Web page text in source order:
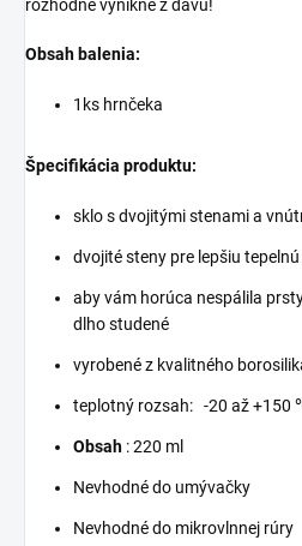
rozhodne vynikne z davu!
Obsah balenia:
1ks hrnčeka
Špecifikácia produktu:
sklo s dvojitými stenami a
dvojité steny pre lepšiu
aby vám horúca nespálila
dlho studené
vyrobené z kvalitného
teplotný rozsah: -20 až +150
Obsah : 220 ml
Nevhodné do umývačky
Nevhodné do mikrovlnnej rúry